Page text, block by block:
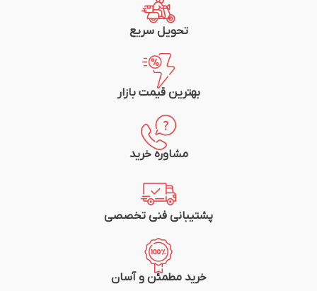
تحویل سریع
بهترین قیمت بازار
مشاوره خرید
پشتیبانی فنی تخصصی
خرید مطمئن و آسان